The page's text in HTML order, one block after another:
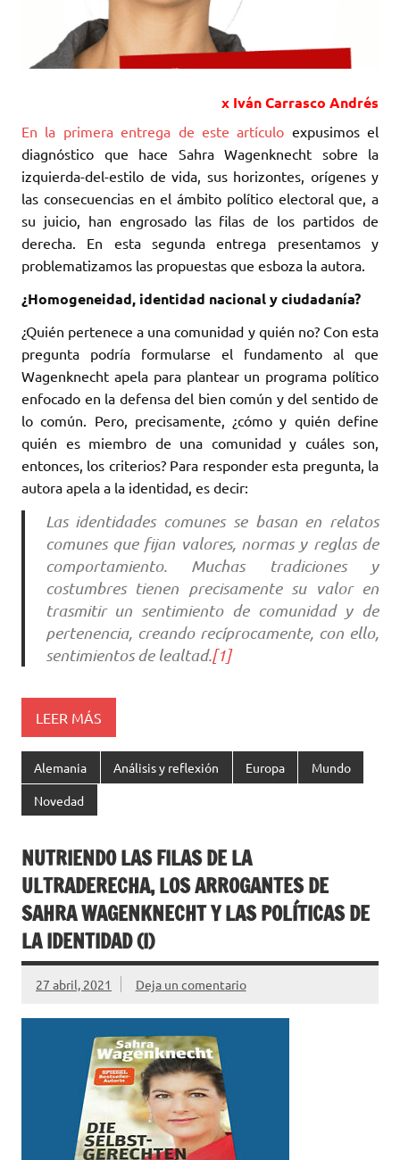
x Iván Carrasco Andrés
En la primera entrega de este artículo expusimos el
diagnóstico que hace Sahra Wagenknecht sobre la
izquierda-del-estilo de vida, sus horizontes, orígenes y
las consecuencias en el ámbito político electoral que, a
su juicio, han engrosado las filas de los partidos de
derecha. En esta segunda entrega presentamos y
problematizamos las propuestas que esboza la autora.
¿Homogeneidad, identidad nacional y ciudadanía?
¿Quién pertenece a una comunidad y quién no? Con esta
pregunta podría formularse el fundamento al que
Wagenknecht apela para plantear un programa político
enfocado en la defensa del bien común y del sentido de
lo común. Pero, precisamente, ¿cómo y quién define
quién es miembro de una comunidad y cuáles son,
entonces, los criterios? Para responder esta pregunta, la
autora apela a la identidad, es decir:
Las identidades comunes se basan en relatos
comunes que fijan valores, normas y reglas de
comportamiento. Muchas tradiciones y
costumbres tienen precisamente su valor en
trasmitir un sentimiento de comunidad y de
pertenencia, creando recíprocamente, con ello,
sentimientos de lealtad.[1]
LEER MÁS
Alemania Análisis y reflexión Europa Mundo
Novedad
NUTRIENDO LAS FILAS DE LA
ULTRADERECHA, LOS ARROGANTES DE
SAHRA WAGENKNECHT Y LAS POLÍTICAS DE
LA IDENTIDAD (I)
27 abril, 2021 Deja un comentario